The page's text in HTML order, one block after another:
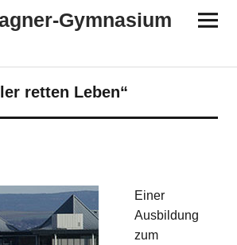
​​Gymnasium
retten Leben“
Einer
Ausbildung
zum